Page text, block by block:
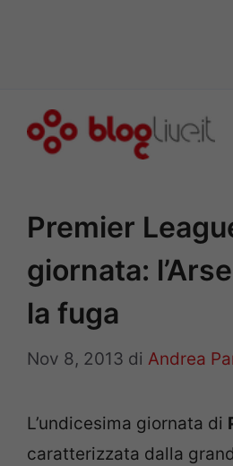
Premier
giornata:
la fuga
Nov 8, 2013 di Andrea
L’undicesima giornata di
caratterizzata dalla